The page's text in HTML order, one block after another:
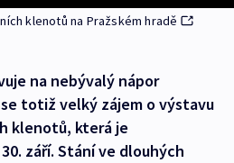
klenotů na Pražském hradě
na nebývalý nápor
totiž velký zájem o výstavu
klenotů, která je
září. Stání ve dlouhých